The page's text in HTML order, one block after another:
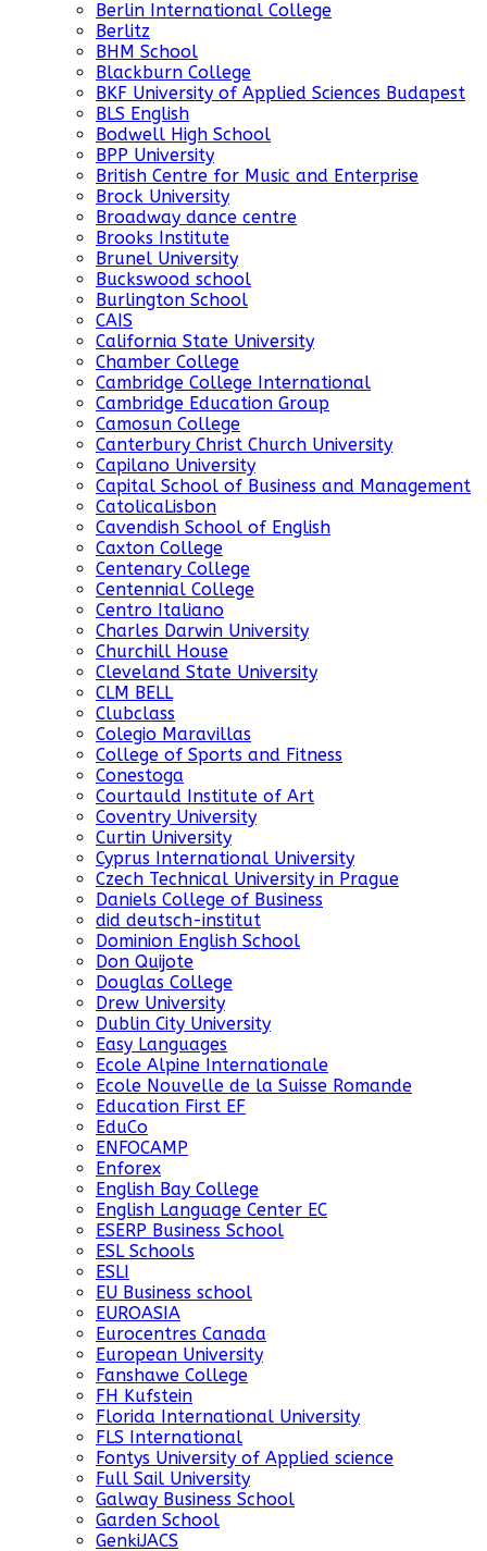
Berlin International College
Berlitz
BHM School
Blackburn College
BKF University of Applied Sciences Budapest
BLS English
Bodwell High School
BPP University
British Centre for Music and Enterprise
Brock University
Broadway dance centre
Brooks Institute
Brunel University
Buckswood school
Burlington School
CAIS
California State University
Chamber College
Cambridge College International
Cambridge Education Group
Camosun College
Canterbury Christ Church University
Capilano University
Capital School of Business and Management
CatolicaLisbon
Cavendish School of English
Caxton College
Centenary College
Centennial College
Centro Italiano
Charles Darwin University
Churchill House
Cleveland State University
CLM BELL
Clubclass
Colegio Maravillas
College of Sports and Fitness
Conestoga
Courtauld Institute of Art
Coventry University
Curtin University
Cyprus International University
Czech Technical University in Prague
Daniels College of Business
did deutsch-institut
Dominion English School
Don Quijote
Douglas College
Drew University
Dublin City University
Easy Languages
Ecole Alpine Internationale
Ecole Nouvelle de la Suisse Romande
Education First EF
EduCo
ENFOCAMP
Enforex
English Bay College
English Language Center EC
ESERP Business School
ESL Schools
ESLI
EU Business school
EUROASIA
Eurocentres Canada
European University
Fanshawe College
FH Kufstein
Florida International University
FLS International
Fontys University of Applied science
Full Sail University
Galway Business School
Garden School
GenkiJACS